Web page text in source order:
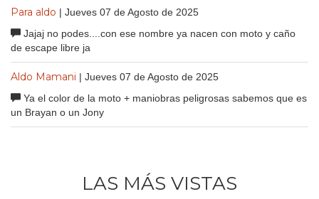
Para aldo | Jueves 07 de Agosto de 2025
Jajaj no podes....con ese nombre ya nacen con moto y caño
de escape libre ja
Aldo Mamani | Jueves 07 de Agosto de 2025
Ya el color de la moto + maniobras peligrosas sabemos que es
un Brayan o un Jony
LAS MÁS VISTAS